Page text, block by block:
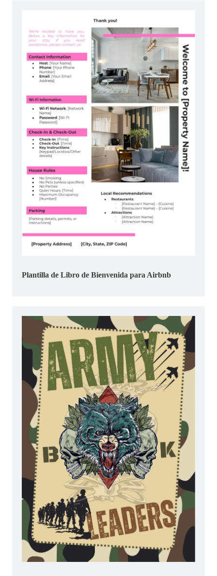
Plantilla de Libro de Bienvenida para Airbnb